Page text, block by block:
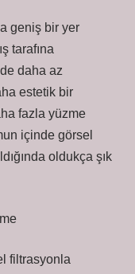
geniş bir yer
tarafına
daha az
estetik bir
fazla yüzme
içinde görsel
oldukça şık
filtrasyonla